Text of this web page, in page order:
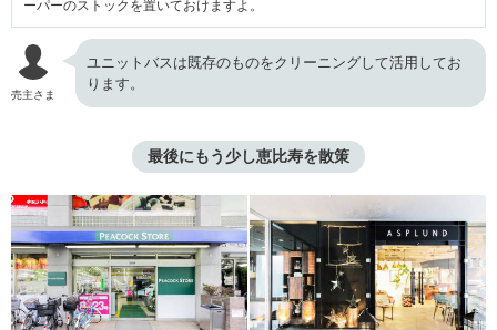
ーパーのストックを置いておけますよ。
売主さま
ユニットバスは既存のものをクリーニングして活用してお
ります。
最後にもう少し恵比寿を散策